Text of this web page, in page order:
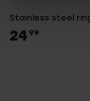
Stainless steel
24 99